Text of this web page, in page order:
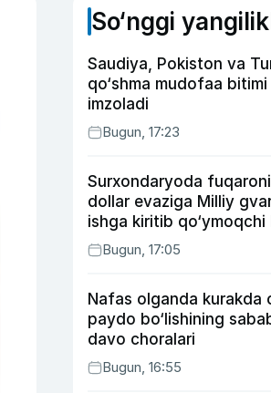
So‘nggi
Saudiya, Pokiston va
qo‘shma mudofaa bitimi
imzoladi
Bugun, 17:23
Surxondaryoda
dollar evaziga Milliy
ishga kiritib qo‘ymoqchi
shaxs ushlandi
Bugun, 17:05
Nafas olganda kurakda
paydo bo‘lishining
davo choralari
Bugun, 16:55